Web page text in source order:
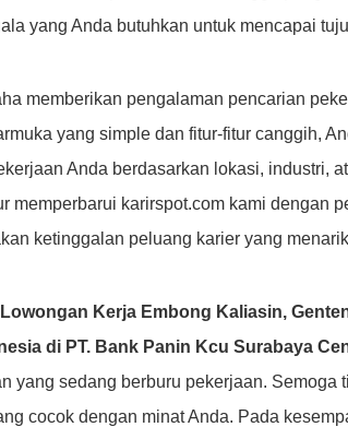
yang Anda butuhkan untuk mencapai
memberikan pengalaman pencarian
yang simple dan fitur-fitur canggih,
Anda berdasarkan lokasi, industri,
memperbarui karirspot.com kami dengan
ketinggalan peluang karier yang
Lowongan Kerja Embong Kaliasin,
di PT. Bank Panin Kcu Surabaya
yang sedang berburu pekerjaan. Semoga
cocok dengan minat Anda. Pada